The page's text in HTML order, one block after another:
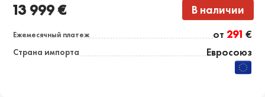
13 999 € В наличии
Ежемесячный платеж от 291 €
Страна импорта Евросоюз